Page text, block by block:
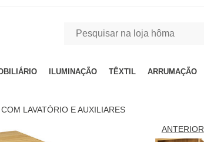
ILUMINAÇÃO TÊXTIL ARRUMAÇÃO
LAVATÓRIO E AUXILIARES
ANTERIOR